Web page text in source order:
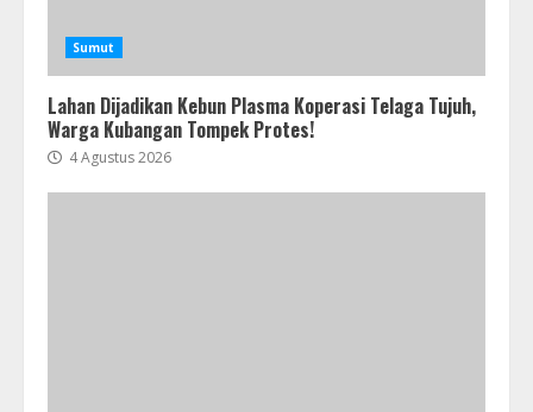
Sumut
Lahan Dijadikan Kebun Plasma Koperasi Telaga Tujuh,
Warga Kubangan Tompek Protes!
4 Agustus 2026